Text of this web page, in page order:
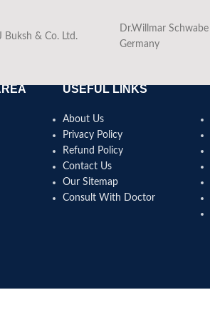
Buksh & Co. Ltd.
Dr.Willmar Schwabe
Germany
USEFUL LINKS
About Us
Privacy Policy
Refund Policy
Contact Us
Our Sitemap
Consult With Doctor